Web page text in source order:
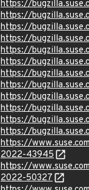
https://
https://
https://
https://
https://
https://
https://
https://
https://
https://
https://
https://
https://
2022-43945
https://
2022-50327